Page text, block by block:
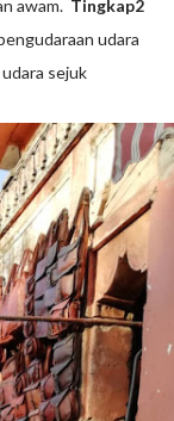
awam. Tingkap2
udara
sejuk